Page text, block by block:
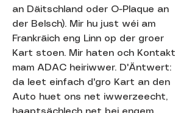
an Däitschland oder O-Plaque an
der Belsch). Mir hu just wéi am
Frankräich eng Linn op der groer
Kart stoen. Mir haten och Kontakt
mam ADAC heiriwwer. D'Äntwert:
da leet einfach d'gro Kart an den
Auto huet ons net iwwerzeecht,